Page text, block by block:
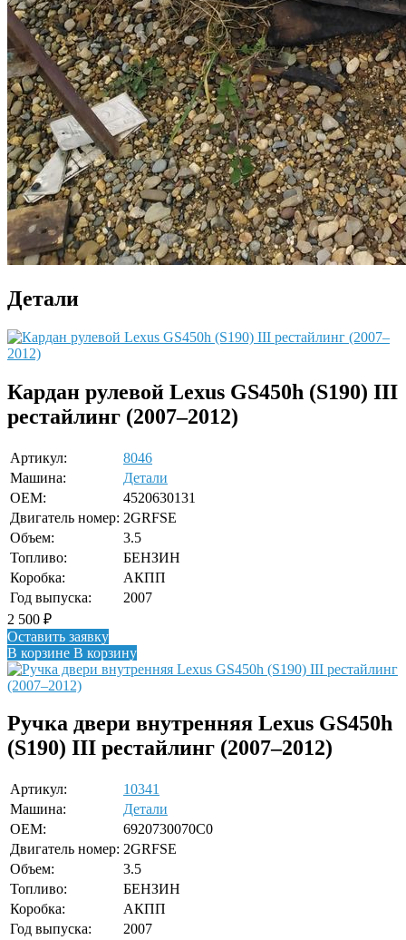
Детали
Кардан рулевой Lexus GS450h (S190) III
рестайлинг (2007–2012)
Артикул:
8046
Машина:
Детали
OEM:
4520630131
Двигатель номер: 2GRFSE
Объем:
3.5
Топливо:
БЕНЗИН
Коробка:
АКПП
Год выпуска:
2007
2 500 ₽
Оставить заявку
В корзине В корзину
Ручка двери внутренняя Lexus GS450h
(S190) III рестайлинг (2007–2012)
Артикул:
10341
Машина:
Детали
OEM:
6920730070C0
Двигатель номер: 2GRFSE
Объем:
3.5
Топливо:
БЕНЗИН
Коробка:
АКПП
Год выпуска:
2007